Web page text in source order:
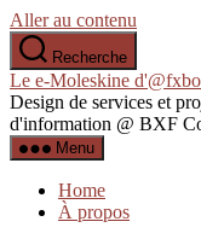
Aller au contenu
Recherche
Le e-Moleskine
Design de services et
d'information @ BXF
Menu
Home
À propos